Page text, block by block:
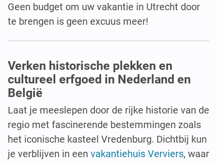
Geen budget om uw vakantie in Utrecht door
te brengen is geen excuus meer!
Verken historische plekken en
cultureel erfgoed in Nederland en
België
Laat je meeslepen door de rijke historie van de
regio met fascinerende bestemmingen zoals
het iconische kasteel Vredenburg. Dichtbij kun
je verblijven in een vakantiehuis Verviers, waar